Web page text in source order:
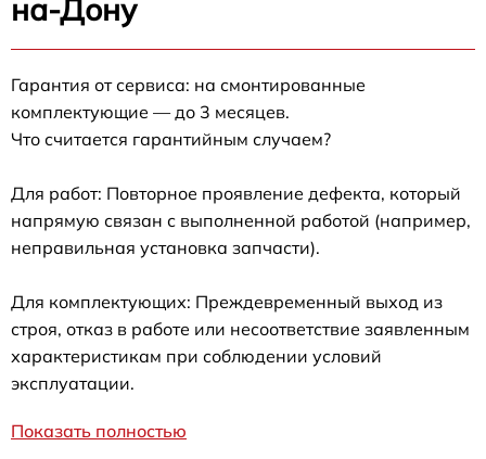
на-Дону
Гарантия от сервиса: на смонтированные
комплектующие — до 3 месяцев.
Что считается гарантийным случаем?
Для работ: Повторное проявление дефекта, который
напрямую связан с выполненной работой (например,
неправильная установка запчасти).
Для комплектующих: Преждевременный выход из
строя, отказ в работе или несоответствие заявленным
характеристикам при соблюдении условий
эксплуатации.
Показать полностью